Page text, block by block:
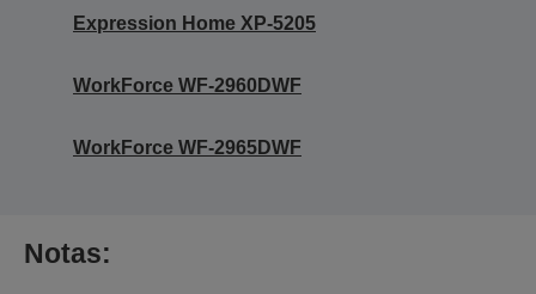
Expression Home XP-5205
WorkForce WF-2960DWF
WorkForce WF-2965DWF
Notas: